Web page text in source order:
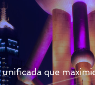
que